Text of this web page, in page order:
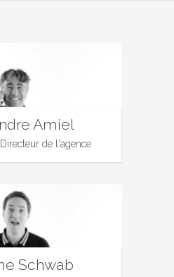
Amiel
de l'agence
Schwab